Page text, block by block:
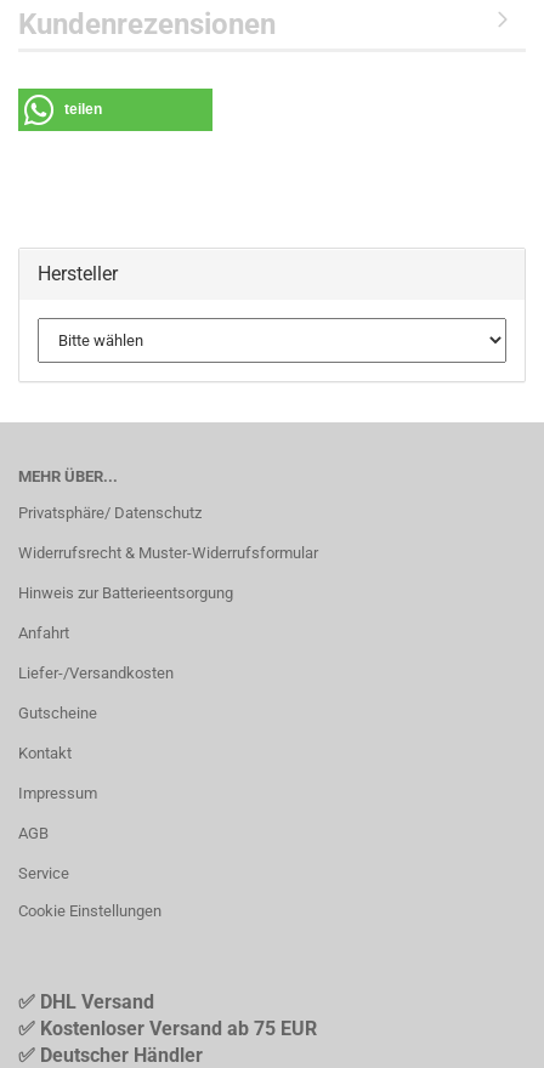
Kundenrezensionen
teilen
Hersteller
MEHR ÜBER...
Privatsphäre/ Datenschutz
Widerrufsrecht & Muster-Widerrufsformular
Hinweis zur Batterieentsorgung
Anfahrt
Liefer-/Versandkosten
Gutscheine
Kontakt
Impressum
AGB
Service
Cookie Einstellungen
✅ DHL Versand
✅ Kostenloser Versand ab 75 EUR
✅ Deutscher Händler